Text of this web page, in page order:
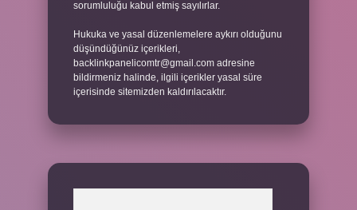
sorumluluğu kabul etmiş sayılırlar.
Hukuka ve yasal düzenlemelere aykırı olduğunu
düşündüğünüz içerikleri,
backlinkpanelicomtr@gmail.com adresine
bildirmeniz halinde, ilgili içerikler yasal süre
içerisinde sitemizden kaldırılacaktır.